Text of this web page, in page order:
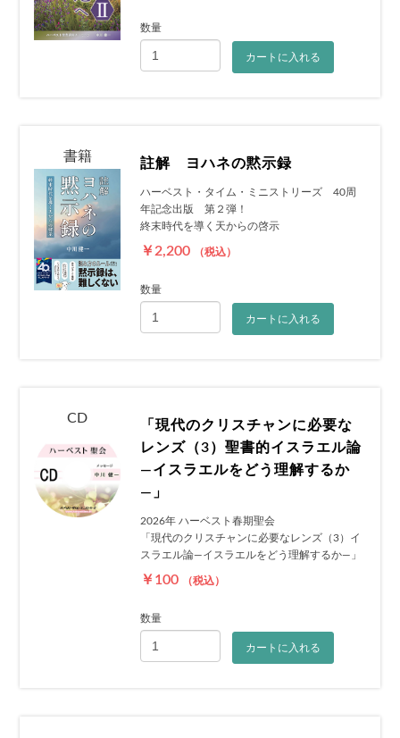
数量
カートに入れる
書籍 註解 ヨハネの黙示録
ハーベスト・タイム・ミニストリーズ 40周
年記念出版 第２弾！
終末時代を導く天からの啓示
￥2,200 （税込）
数量
カートに入れる
CD
「現代のクリスチャンに必要な
レンズ（3）聖書的イスラエル論
―イスラエルをどう理解するか
―」
2026年 ハーベスト春期聖会
「現代のクリスチャンに必要なレンズ（3）イ
スラエル論―イスラエルをどう理解するか―」
￥100 （税込）
数量
カートに入れる